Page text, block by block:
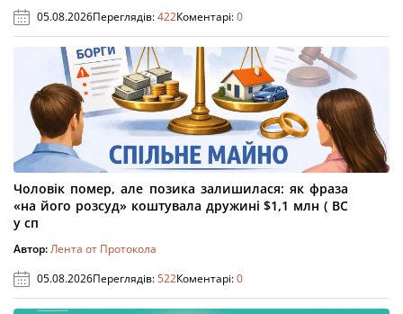
05.08.2026Переглядів:422Коментарі:0
Чоловік помер, але позика залишилася: як фраза
«на його розсуд» коштувала дружині $1,1 млн ( ВС
у сп
Автор:Лента от Протокола
05.08.2026Переглядів:522Коментарі:0